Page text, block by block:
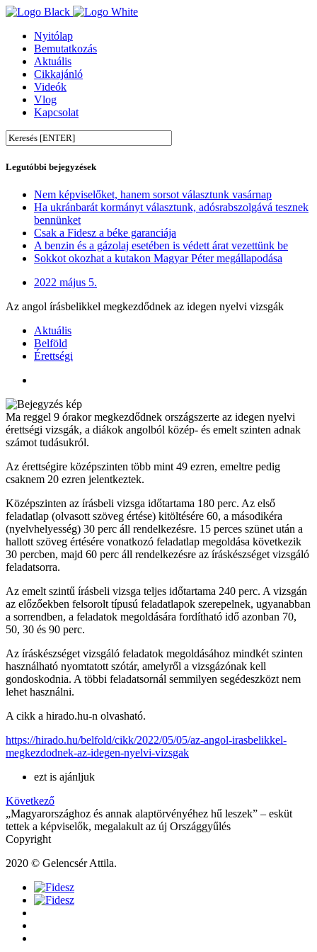
Nyitólap
Bemutatkozás
Aktuális
Cikkajánló
Videók
Vlog
Kapcsolat
Legutóbbi bejegyzések
Nem képviselőket, hanem sorsot választunk vasárnap
Ha ukránbarát kormányt választunk, adósrabszolgává tesznek
bennünket
Csak a Fidesz a béke garanciája
A benzin és a gázolaj esetében is védett árat vezettünk be
Sokkot okozhat a kutakon Magyar Péter megállapodása
2022 május 5.
Az angol írásbelikkel megkezdődnek az idegen nyelvi vizsgák
Aktuális
Belföld
Érettségi
Ma reggel 9 órakor megkezdődnek országszerte az idegen nyelvi
érettségi vizsgák, a diákok angolból közép- és emelt szinten adnak
számot tudásukról.
Az érettségire középszinten több mint 49 ezren, emeltre pedig
csaknem 20 ezren jelentkeztek.
Középszinten az írásbeli vizsga időtartama 180 perc. Az első
feladatlap (olvasott szöveg értése) kitöltésére 60, a másodikéra
(nyelvhelyesség) 30 perc áll rendelkezésre. 15 perces szünet után a
hallott szöveg értésére vonatkozó feladatlap megoldása következik
30 percben, majd 60 perc áll rendelkezésre az íráskészséget vizsgáló
feladatsorra.
Az emelt szintű írásbeli vizsga teljes időtartama 240 perc. A vizsgán
az előzőekben felsorolt típusú feladatlapok szerepelnek, ugyanabban
a sorrendben, a feladatok megoldására fordítható idő azonban 70,
50, 30 és 90 perc.
Az íráskészséget vizsgáló feladatok megoldásához mindkét szinten
használható nyomtatott szótár, amelyről a vizsgázónak kell
gondoskodnia. A többi feladatsornál semmilyen segédeszközt nem
lehet használni.
A cikk a hirado.hu-n olvasható.
https://hirado.hu/belfold/cikk/2022/05/05/az-angol-irasbelikkel-
megkezdodnek-az-idegen-nyelvi-vizsgak
ezt is ajánljuk
Következő
„Magyarországhoz és annak alaptörvényéhez hű leszek” – esküt
tettek a képviselők, megalakult az új Országgyűlés
Copyright
2020 © Gelencsér Attila.